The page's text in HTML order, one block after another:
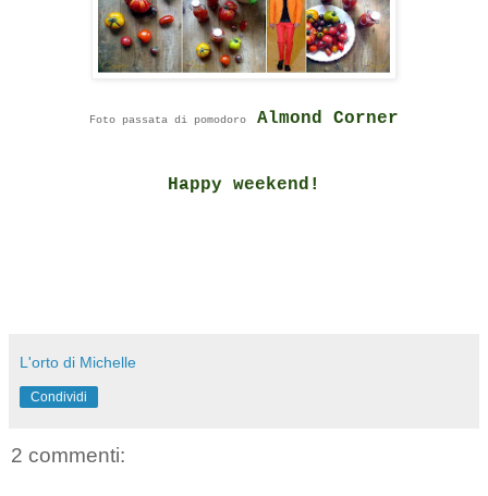
Foto passata di pomodoro Almond Corner
Happy weekend!
L'orto di Michelle
Condividi
2 commenti: